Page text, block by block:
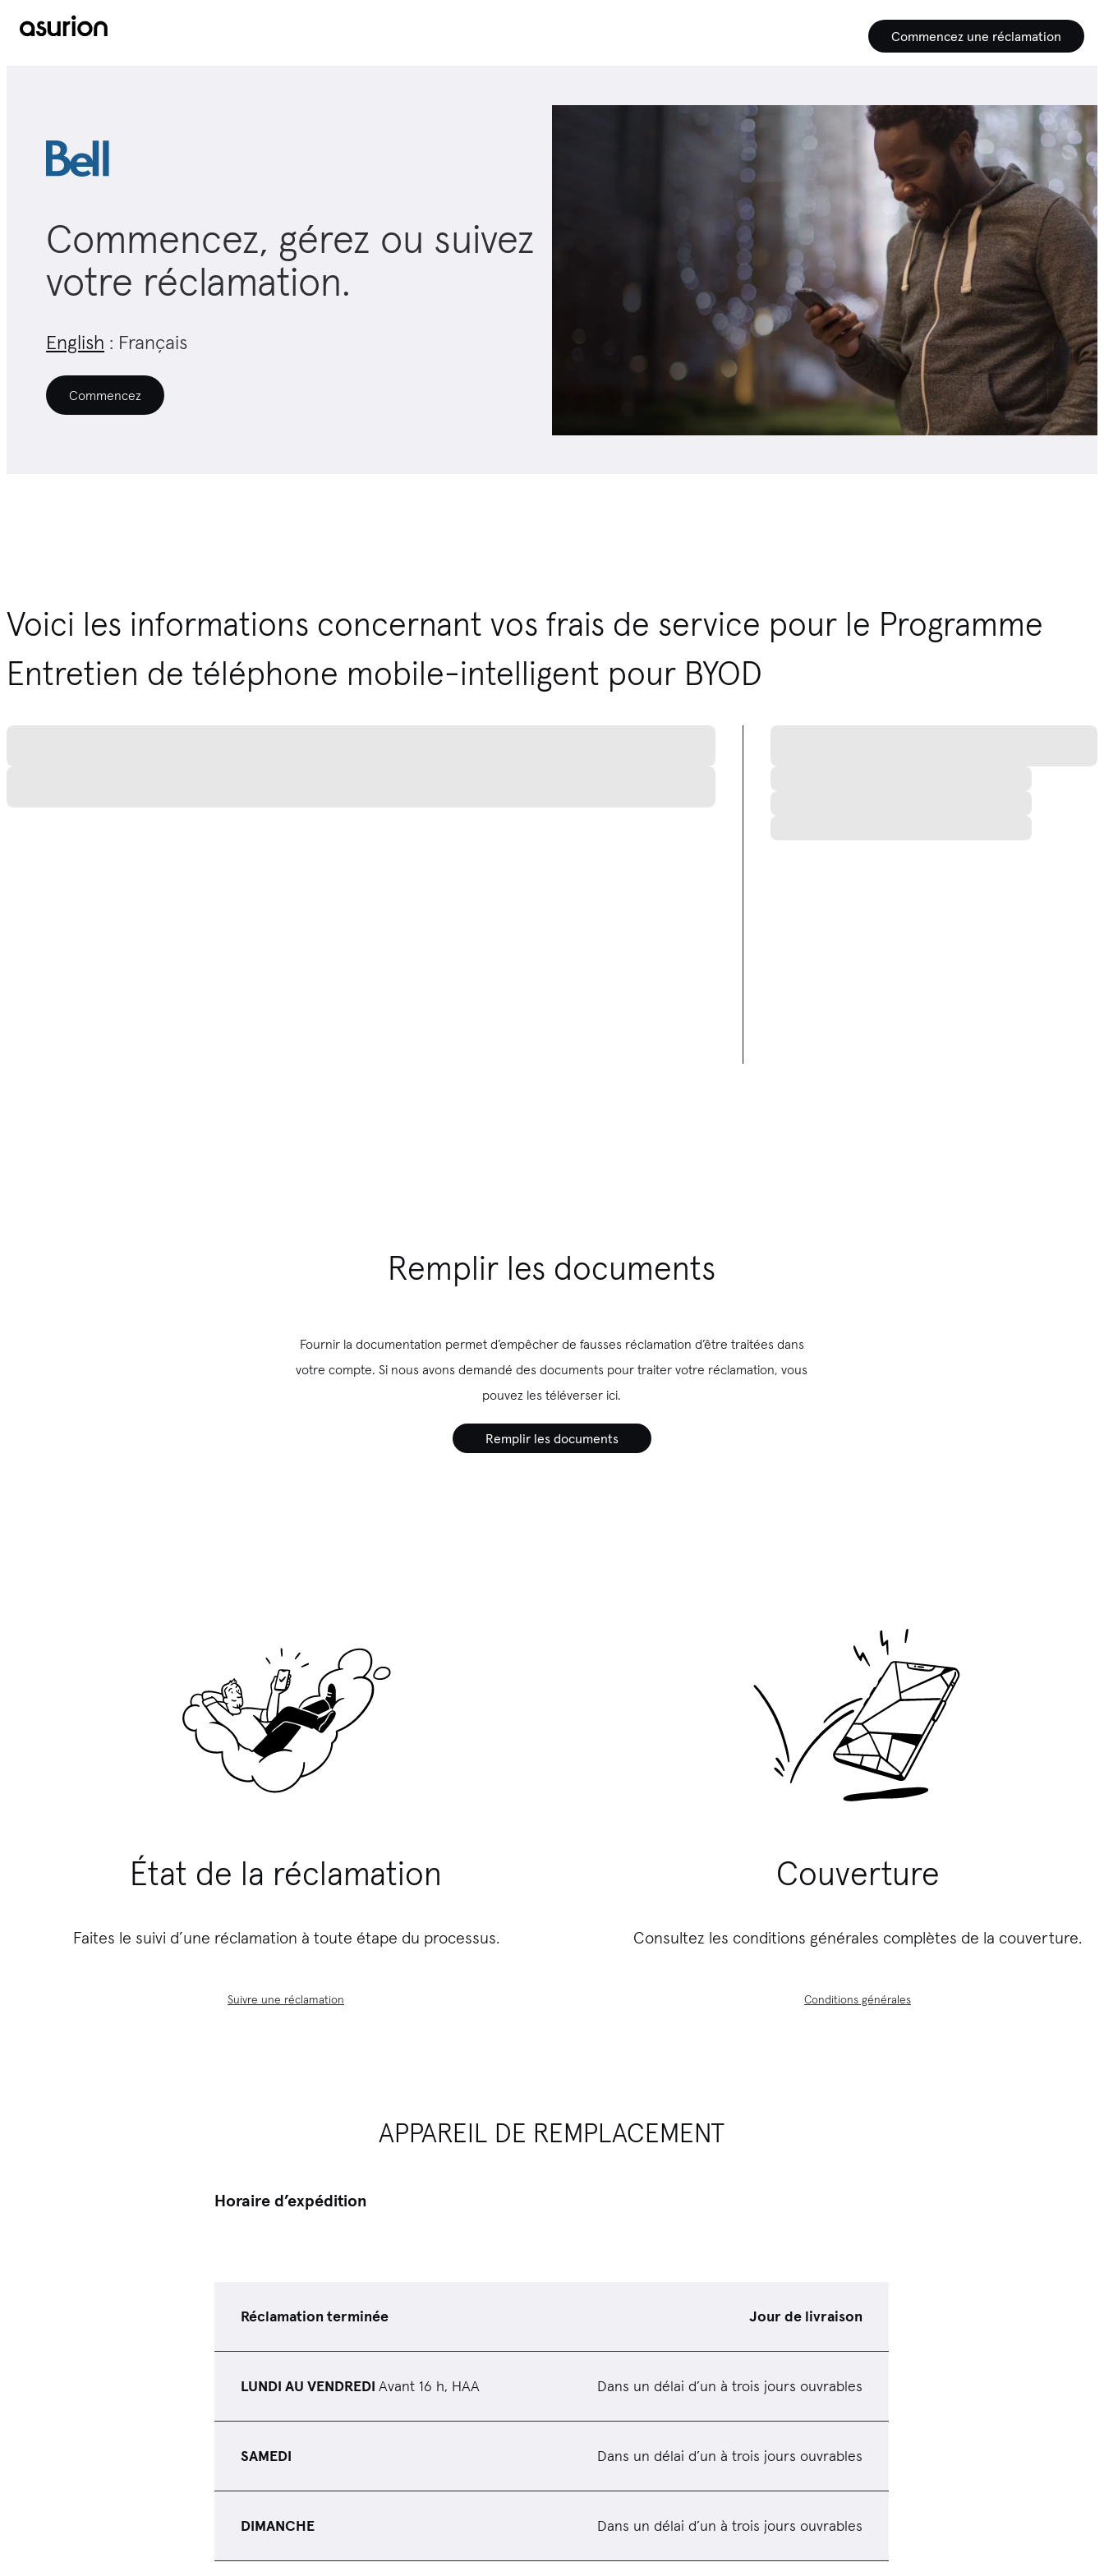
Commencez une réclamation
Commencez, gérez ou suivez
votre réclamation.
English : Français
Commencez
Voici les informations concernant vos frais de service pour le Programme
Entretien de téléphone mobile-intelligent pour BYOD
Remplir les documents
Fournir la documentation permet d’empêcher de fausses réclamation d’être traitées dans
votre compte. Si nous avons demandé des documents pour traiter votre réclamation, vous
pouvez les téléverser ici.
Remplir les documents
État de la réclamation
Faites le suivi d’une réclamation à toute étape du processus.
Suivre une réclamation
Couverture
Consultez les conditions générales complètes de la couverture.
Conditions générales
APPAREIL DE REMPLACEMENT
Horaire d’expédition
Réclamation terminée Jour de livraison
LUNDI AU VENDREDIAvant 16 h, HAA Dans un délai d’un à trois jours ouvrables
SAMEDI Dans un délai d’un à trois jours ouvrables
DIMANCHE Dans un délai d’un à trois jours ouvrables